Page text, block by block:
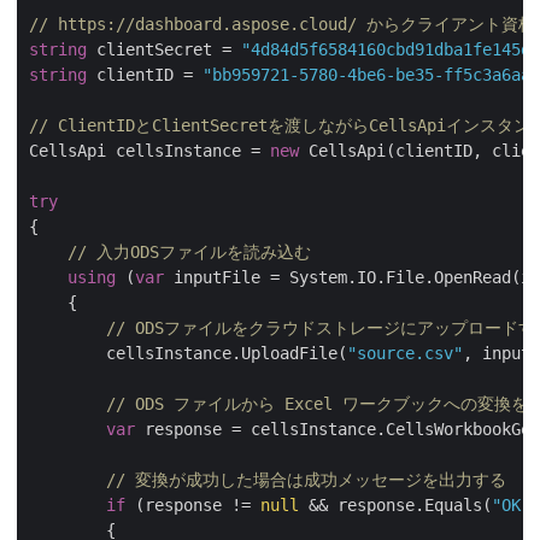
// https://dashboard.aspose.cloud/ からクライアント資格
string clientSecret =
string clientID = "bb959721-5780-4be6-be35-
// ClientIDとClientSecretを渡しながらCellsApiインスタン
CellsApi cellsInstance = new CellsApi(clientID,
try
{
// 入力ODSファイルを読み込む
using (var inputFile =
    {
// ODSファイルをクラウドストレージにアップロードす
        cellsInstance.UploadFile(
"source.csv" ,
// ODS ファイルから Excel ワークブックへの変換を
var response =
// 変換が成功した場合は成功メッセージを出力する
if (response != null && response.Equals( "OK"
        {